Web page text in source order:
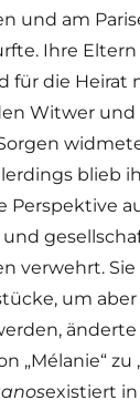
und am
Ihre
für die Heirat
Witwer und
blieb
Perspektive
verwehrt.
um
änderte
„Mélanie“ zu
existiert in